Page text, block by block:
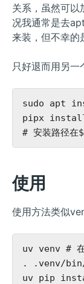
关系，虽然可以
况我通常是去
来装，但不幸的
只好退而用另一
sudo apt
pipx install
使用
使用方法类似
uv venv # 在
. .venv/bin/